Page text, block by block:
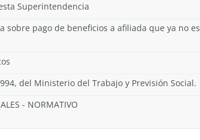
Superintendencia
sobre pago de beneficios a afiliada que ya no es
del Ministerio del Trabajo y Previsión Social.
- NORMATIVO